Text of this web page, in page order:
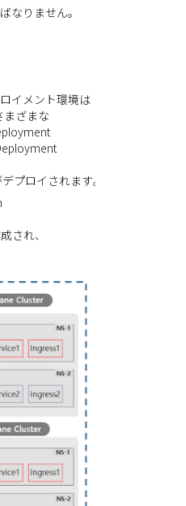
なりません。
イメント環境は
まざまな
プロイされます。
され、